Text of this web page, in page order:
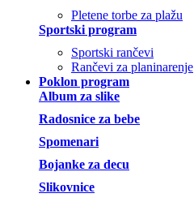
Pletene torbe za plažu
Sportski program
Sportski rančevi
Rančevi za planinarenje
Poklon program
Album za slike
Radosnice za bebe
Spomenari
Bojanke za decu
Slikovnice